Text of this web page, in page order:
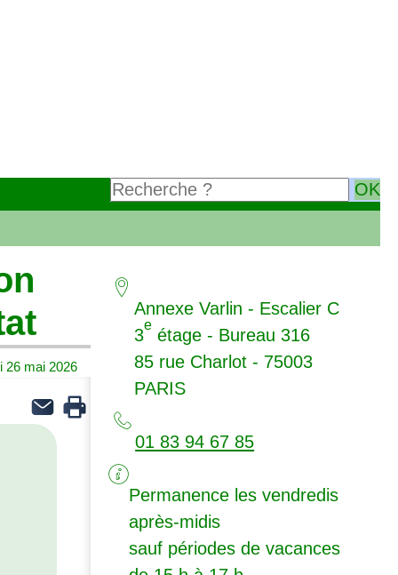
26 mai 2026
Annexe Varlin - Escalier C
3
e
étage - Bureau 316
85 rue Charlot - 75003
PARIS
01 83 94 67 85
Permanence les vendredis
après-midis
sauf périodes de vacances